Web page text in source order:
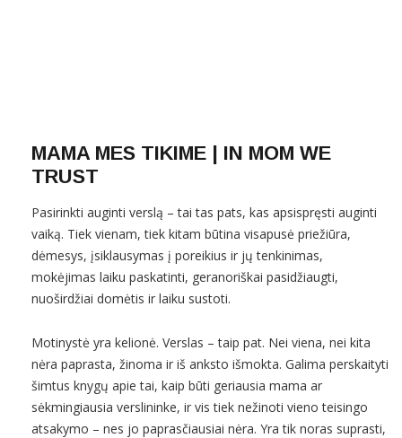
MAMA MES TIKIME | IN MOM WE
TRUST
Pasirinkti auginti verslą – tai tas pats, kas apsispręsti auginti
vaiką. Tiek vienam, tiek kitam būtina visapusė priežiūra,
dėmesys, įsiklausymas į poreikius ir jų tenkinimas,
mokėjimas laiku paskatinti, geranoriškai pasidžiaugti,
nuoširdžiai domėtis ir laiku sustoti.
Motinystė yra kelionė. Verslas – taip pat. Nei viena, nei kita
nėra paprasta, žinoma ir iš anksto išmokta. Galima perskaityti
šimtus knygų apie tai, kaip būti geriausia mama ar
sėkmingiausia verslininke, ir vis tiek nežinoti vieno teisingo
atsakymo – nes jo paprasčiausiai nėra. Yra tik noras suprasti,